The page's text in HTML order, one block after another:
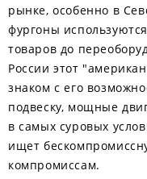
рынке, особенно в
фургоны
товаров до
России этот
знаком с его
подвеску, мощные
в самых суровых
ищет
компромиссам.